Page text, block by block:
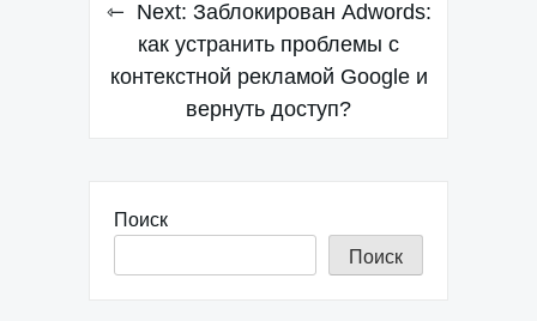
Навигация
записям
Next: Заблокирован Adwords:
как устранить проблемы с
контекстной рекламой Google и
вернуть доступ?
Поиск
Поиск